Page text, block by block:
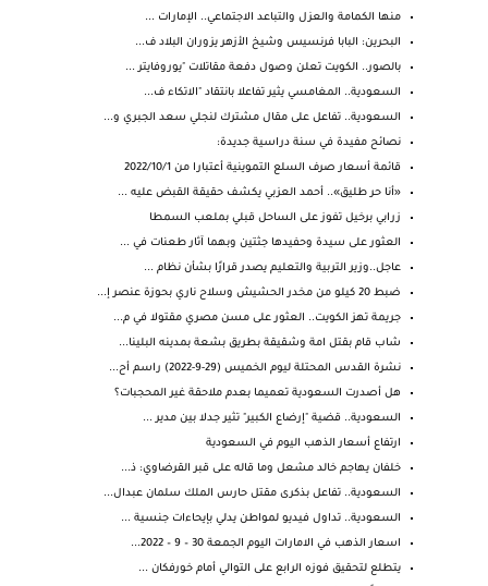
منها الكمامة والعزل والتباعد الاجتماعي.. الإمارات ...
البحرين: البابا فرنسيس وشيخ الأزهر يزوران البلاد ف...
بالصور.. الكويت تعلن وصول دفعة مقاتلات "يوروفايتر ...
السعودية.. المغامسي يثير تفاعلا بانتقاد "الاتكاء ف...
السعودية.. تفاعل على مقال مشترك لنجلي سعد الجبري و...
نصائح مفيدة في سنة دراسية جديدة:
قائمة أسعار صرف السلع التموينية أعتبارا من 2022/10/1
«أنا حر طليق».. أحمد العزبي يكشف حقيقة القبض عليه ...
زرابي برخيل تفوز على الساحل قبلي بملعب السمطا
العثور على سيدة وحفيدها جثتين وبهما آثار طعنات في ...
عاجل..وزير التربية والتعليم يصدر قرارًا بشأن نظام ...
ضبط 20 كيلو من مخدر الحشيش وسلاح ناري بحوزة عنصر إ...
جريمة تهز الكويت.. العثور على مسن مصري مقتولا في م...
شاب قام بقتل امة وشقيقة بطريق بشعة بمدينه البلينا...
نشرة القدس المحتلة ليوم الخميس (29-9-2022) راسم أح...
هل أصدرت السعودية تعميما بعدم ملاحقة غير المحجبات؟
السعودية.. قضية "إرضاع الكبير" تثير جدلا بين مدير ...
ارتفاع أسعار الذهب اليوم في السعودية
خلفان يهاجم خالد مشعل وما قاله على قبر القرضاوي: ذ...
السعودية.. تفاعل بذكرى مقتل حارس الملك سلمان عبدال...
السعودية.. تداول فيديو لمواطن يدلي بإيحاءات جنسية ...
اسعار الذهب في الامارات اليوم الجمعة 30 – 9 – 2022...
يتطلع لتحقيق فوزه الرابع على التوالي أمام خورفكان ...